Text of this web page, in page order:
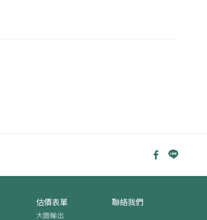
估價表單
大圖輸出
聯絡我們